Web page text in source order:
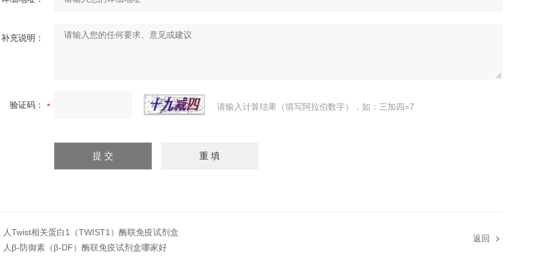
补充说明：
验证码： 请输入计算结果（填写阿拉伯数字），如：三加四=7
人Twist相关蛋白1（TWIST1）酶联免疫试剂盒
人β-防御素（β-DF）酶联免疫试剂盒哪家好
返回